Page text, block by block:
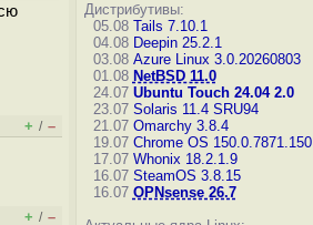
+ / –
+ / –
Дистрибутивы:
05.08 Tails 7.10.1
04.08 Deepin 25.2.1
03.08 Azure Linux 3.0.20260803
01.08 NetBSD 11.0
24.07 Ubuntu Touch 24.04 2.0
23.07 Solaris 11.4 SRU94
21.07 Omarchy 3.8.4
19.07 Chrome OS 150.0.7871.150
17.07 Whonix 18.2.1.9
16.07 SteamOS 3.8.15
16.07 OPNsense 26.7